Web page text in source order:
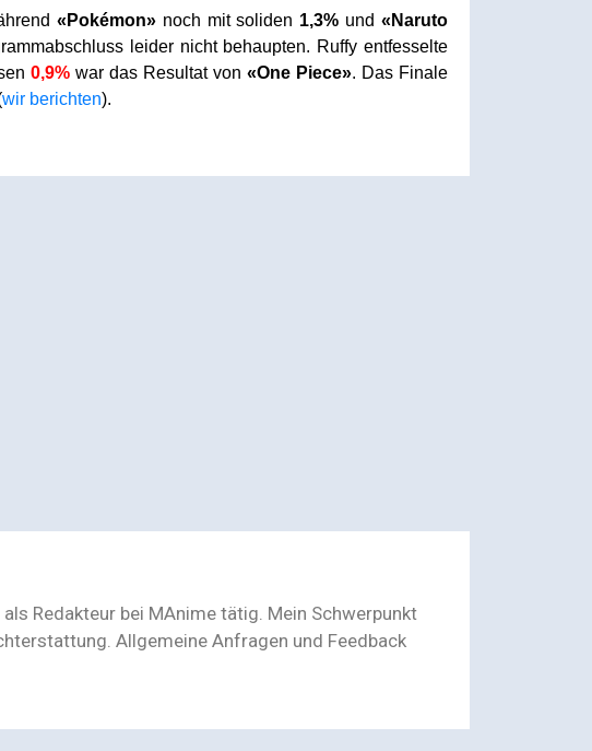
«Pokémon»noch mit soliden 1,3% und«Naruto
leider nicht behaupten. Ruffy entfesselte
0,9% war das Resultat von«One Piece». Das Finale
wir berichten).
Redakteur bei MAnime tätig. Mein Schwerpunkt
Allgemeine Anfragen und Feedback